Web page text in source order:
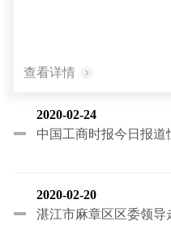
查看详情
2020-02-24
中国工商时报今日报道恒兴
2020-02-20
湛江市麻章区区委领导走